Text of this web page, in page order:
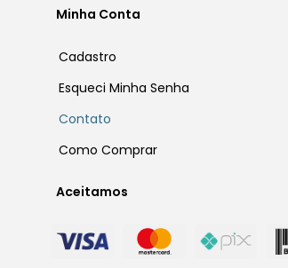
Minha Conta
Cadastro
Esqueci Minha Senha
Contato
Como Comprar
Aceitamos